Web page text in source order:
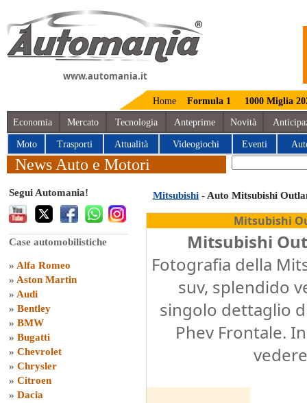
www.automania.it
Home Formula 1 1000 Miglia
Economia Mercato Tecnologia Anteprime Novità
Moto Trasporti Attualità Videogiochi Eventi
News Auto e Motori
Segui Automania!
Case automobilistiche
» Alfa Romeo
» Aston Martin
» Audi
» Bentley
» BMW
» Bugatti
» Chevrolet
» Chrysler
» Citroen
» Dacia
Mitsubishi - Auto Mitsubishi
Mitsubishi
Mitsubishi
Fotografia della
suv, splendido
singolo dettaglio
Phev Frontale.